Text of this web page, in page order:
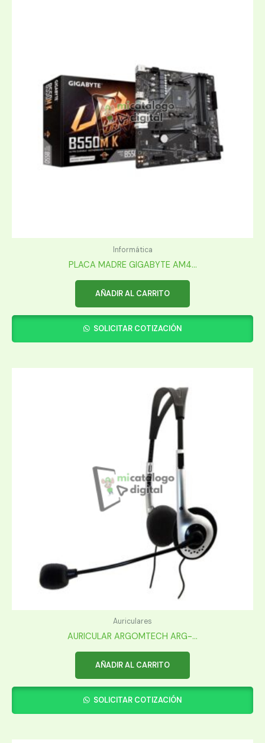
Informática
PLACA MADRE GIGABYTE AM4...
AÑADIR AL CARRITO
SOLICITAR COTIZACIÓN
Auriculares
AURICULAR ARGOMTECH ARG-...
AÑADIR AL CARRITO
SOLICITAR COTIZACIÓN